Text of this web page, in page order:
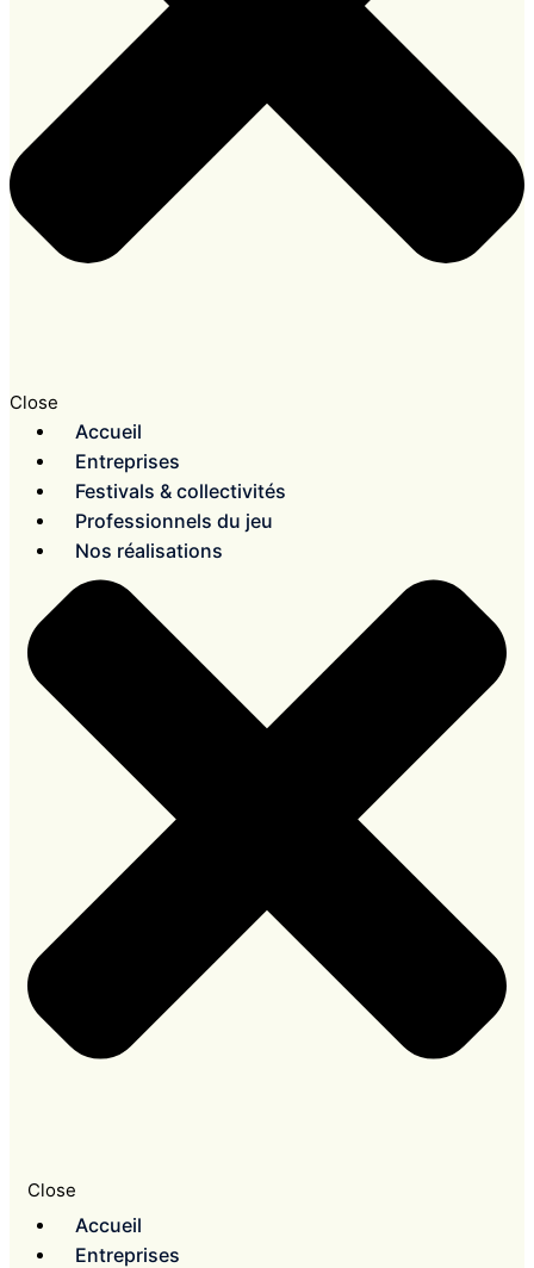
Close
Accueil
Entreprises
Festivals & collectivités
Professionnels du jeu
Nos réalisations
Close
Accueil
Entreprises